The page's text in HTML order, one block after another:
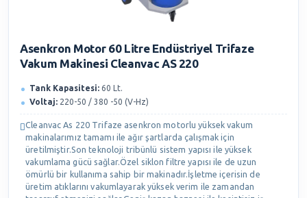
Asenkron Motor 60 Litre Endüstriyel Trifaze
Vakum Makinesi Cleanvac AS 220
Tank Kapasitesi: 60 Lt.
Voltaj: 220-50 / 380 -50 (V-Hz)
Cleanvac As 220 Trifaze asenkron motorlu yüksek vakum
makinalarımız tamamı ile ağır şartlarda çalışmak için
üretilmiştir.Son teknoloji tribünlü sistem yapısı ile yüksek
vakumlama gücü sağlar.Özel siklon filtre yapısı ile de uzun
ömürlü bir kullanıma sahip bir makinadır.İşletme içerisin de
üretim atıklarını vakumlayarak yüksek verim ile zamandan